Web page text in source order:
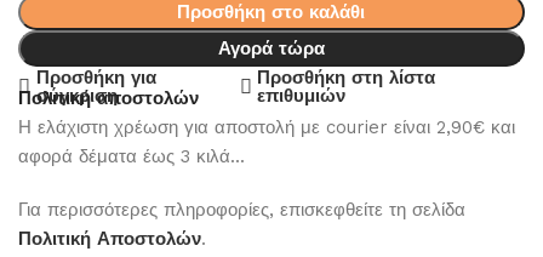
Προσθήκη στο καλάθι
Αγορά τώρα
Προσθήκη για
σύγκριση
Προσθήκη στη λίστα
επιθυμιών
Πολιτική αποστολών
Η ελάχιστη χρέωση για αποστολή με courier είναι 2,90€ και
αφορά δέματα έως 3 κιλά...
Για περισσότερες πληροφορίες, επισκεφθείτε τη σελίδα
Πολιτική Αποστολών.